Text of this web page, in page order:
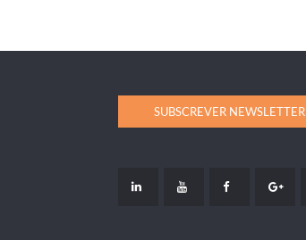
SUBSCREVER NEWSLETTER